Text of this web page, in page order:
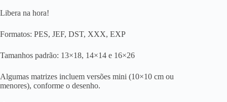
Libera na hora!
Formatos: PES, JEF, DST, XXX, EXP
Tamanhos padrão: 13×18, 14×14 e 16×26
Algumas matrizes incluem versões mini (10×10 cm ou
menores), conforme o desenho.